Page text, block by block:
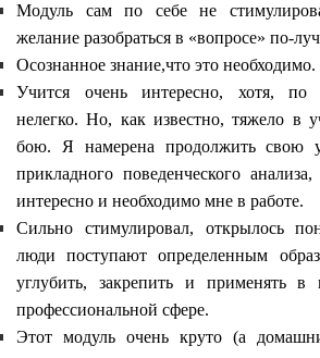
Модуль сам по себе не
желание разобраться в «вопросе» по-
Осознанное знание,что это необходимо.
Учится очень интересно, хотя, по
нелегко. Но, как известно, тяжело в
бою. Я намерена продолжить свою
прикладного поведенческого
интересно и необходимо мне в работе.
Сильно стимулировал, открылось
люди поступают определенным
углубить, закрепить и применять в
профессиональной сфере.
Этот модуль очень круто (а